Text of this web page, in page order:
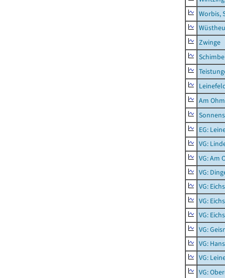
Worbis,
Zwinge
Am
EG:
VG:
VG: Am
VG:
VG:
VG:
VG:
VG:
VG:
VG:
VG: